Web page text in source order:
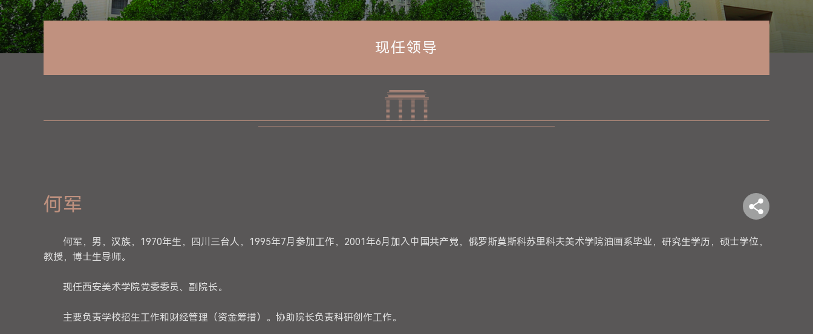
现任领导
何军
何军，男，汉族，1970年生，四川三台人，1995年7月参加工作，2001年6月加入中国共产党，俄罗斯莫斯科苏里科夫美术学院油画系毕业，研究生学历，硕士学位，
教授，博士生导师。
现任西安美术学院党委委员、副院长。
主要负责学校招生工作和财经管理（资金筹措）。协助院长负责科研创作工作。